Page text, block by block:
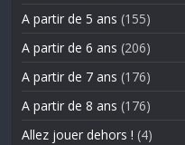
A partir de 5 ans (155)
A partir de 6 ans (206)
A partir de 7 ans (176)
A partir de 8 ans (176)
Allez jouer dehors ! (4)